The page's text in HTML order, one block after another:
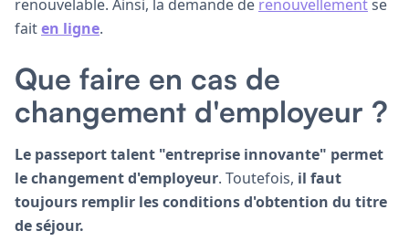
renouvelable. Ainsi, la demande de renouvellementse
faiten ligne.
Que faire en cas de
changement d'employeur ?
Le passeport talent "entreprise innovante" permet
le changement d'employeur. Toutefois, il faut
toujours remplir les conditions d'obtention du titre
de séjour.